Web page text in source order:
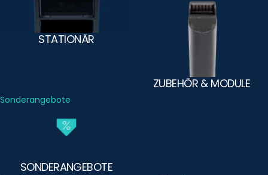
STATIONÄR
ZUBEHÖR & MODULE
Sonderangebote
SONDERANGEBOTE